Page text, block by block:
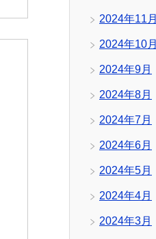
2024年11月
2024年10月
2024年9月
2024年8月
2024年7月
2024年6月
2024年5月
2024年4月
2024年3月